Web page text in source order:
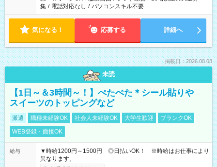
集 / 電話対応なし / パソコンスキル不要
気になる！ 応募する 詳細へ
掲載日：2026.08.08
未読
【1日～＆3時間～！】ぺたぺた＊シール貼りや
スイーツのトッピングなど
派遣 職種未経験OK 社会人未経験OK 大学生歓迎
ブランクOK
WEB登録・面接OK
給与
▼時給1200円～1500円 ◎日払いOK！ ※時給はお仕事により
異なります。